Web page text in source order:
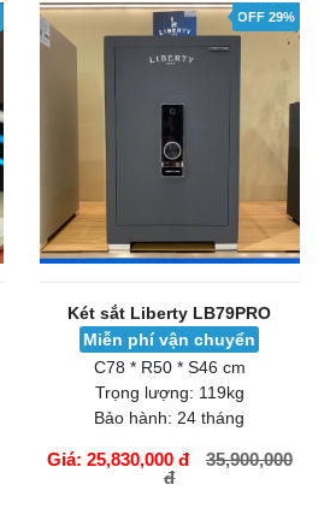
OFF 29%
Két sắt Liberty LB79PRO
Miễn phí vận chuyển
C78 * R50 * S46 cm
Trọng lượng: 119kg
Bảo hành: 24 tháng
Giá: 25,830,000 đ
35,900,000
đ